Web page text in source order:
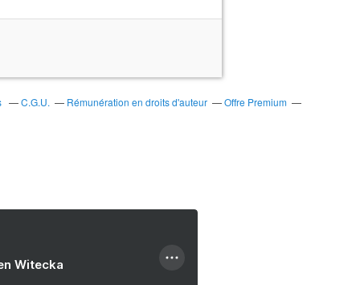
C.G.U. Rémunération en droits d'auteur Offre Premium
Witecka